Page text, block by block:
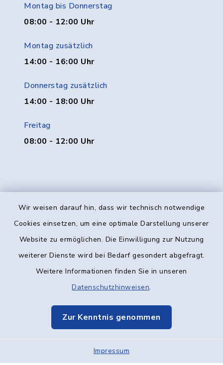
Wir weisen darauf hin, dass wir technisch notwendige
Cookies einsetzen, um eine optimale Darstellung unserer
Website zu ermöglichen. Die Einwilligung zur Nutzung
weiterer Dienste wird bei Bedarf gesondert abgefragt.
Weitere Informationen finden Sie in unseren
Datenschutzhinweisen.
Zur Kenntnis genommen
Impressum
Montag bis Donnerstag
08:00 - 12:00 Uhr
Montag zusätzlich
14:00 - 16:00 Uhr
Donnerstag zusätzlich
14:00 - 18:00 Uhr
Freitag
08:00 - 12:00 Uhr
Kontakt
Datenschutz
Elektronische Kommunikation
Sitemap